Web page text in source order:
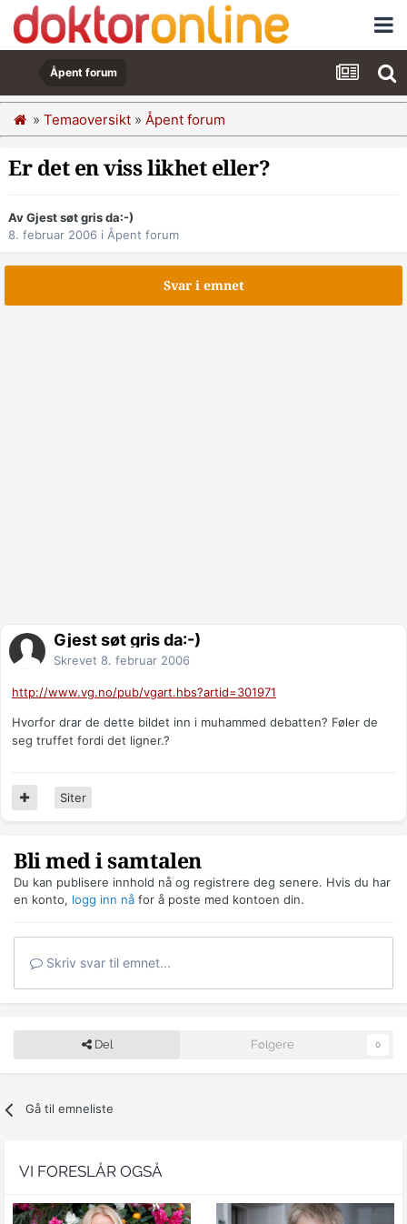
Åpent forum
» Temaoversikt » Åpent forum
Er det en viss likhet eller?
Av Gjest søt gris da:-)
8. februar 2006 i Åpent forum
Svar i emnet
Gjest søt gris da:-)
Skrevet 8. februar 2006
http://www.vg.no/pub/vgart.hbs?artid=301971
Hvorfor drar de dette bildet inn i muhammed debatten? Føler de
seg truffet fordi det ligner.?
Siter
Bli med i samtalen
Du kan publisere innhold nå og registrere deg senere. Hvis du har
en konto, logg inn nå for å poste med kontoen din.
Skriv svar til emnet...
Del Følgere 0
Gå til emneliste
VI FORESLÅR OGSÅ